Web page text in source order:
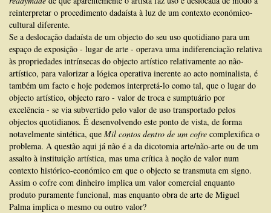
reinterpretar o procedimento dadaísta à luz de um contexto económico-
cultural diferen­te.
Se a deslocação dadaísta de um objecto do seu uso quotidiano para um
espaço de exposição - lugar de arte - operava uma indiferenciação relativa
às propriedades intrínsecas do objecto artístico relativamente ao não-
artístico, para valorizar a lógica operativa inerente ao acto nomina­lista, é
também um facto e hoje podemos interpretá-lo como tal, que o lugar do
objecto artístico, objecto raro - valor de troca e sumptuário por
excelência - se via subvertido pelo valor de uso transportado pelos
objectos quotidianos. É desenvolvendo este ponto de vista, de forma
notavelmente sintética, que Mil contos dentro de um cofre complexifica o
problema. A questão aqui já não é a da dicotomia arte/não-arte ou de um
assalto à instituição artística, mas uma crítica à noção de valor num
contexto histórico-económico em que o objecto se transmuta em signo.
Assim o cofre com dinheiro implica um valor comercial enquanto
produto puramente funcional, mas enquanto obra de arte de Miguel
Palma implica o mesmo ou outro valor?